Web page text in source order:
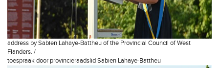
address by Sabien Lahaye-Battheu of the Provincial Council of West
Flanders. /
toespraak door provincieraadslid Sabien Lahaye-Battheu